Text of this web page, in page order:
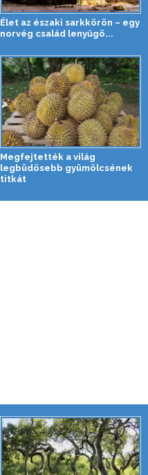
Élet az északi sarkkörön – egy
norvég család lenyűgö...
Megfejtették a világ
legbüdösebb gyümölcsének
titkát